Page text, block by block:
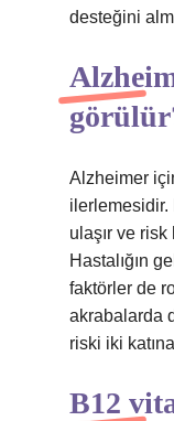
desteğini
Alzheimer
ilerlemesidir.
ulaşır ve risk
Hastalığın
faktörler de
akrabalarda
riski iki
B12